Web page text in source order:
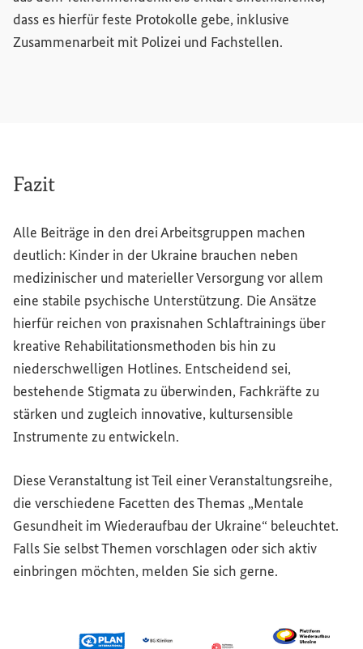
dass es hierfür feste Protokolle gebe, inklusive
Zusammenarbeit mit Polizei und Fachstellen.
Fazit
Alle Beiträge in den drei Arbeitsgruppen machen
deutlich: Kinder in der Ukraine brauchen neben
medizinischer und materieller Versorgung vor allem
eine stabile psychische Unterstützung. Die Ansätze
hierfür reichen von praxisnahen Schlaftrainings über
kreative Rehabilitationsmethoden bis hin zu
niederschwelligen Hotlines. Entscheidend sei,
bestehende Stigmata zu überwinden, Fachkräfte zu
stärken und zugleich innovative, kultursensible
Instrumente zu entwickeln.
Diese Veranstaltung ist Teil einer Veranstaltungsreihe,
die verschiedene Facetten des Themas „Mentale
Gesundheit im Wiederaufbau der Ukraine“ beleuchtet.
Falls Sie selbst Themen vorschlagen oder sich aktiv
einbringen möchten, melden Sie sich gerne.